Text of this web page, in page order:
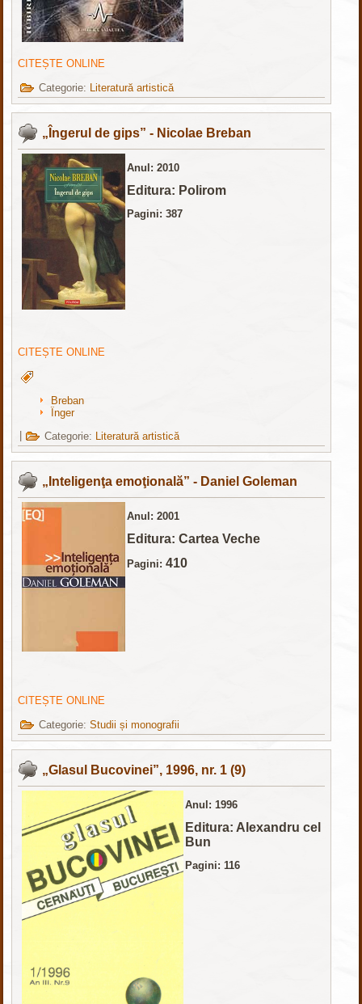
CITEȘTE ONLINE
Categorie:
Literatură artistică
„Îngerul de gips” - Nicolae Breban
Anul: 2010
Editura: Polirom
Pagini: 387
CITEȘTE ONLINE
Breban
Înger
Categorie: Literatură artistică
„Inteligenţa emoţională” - Daniel Goleman
Anul: 2001
Editura: Cartea Veche
Pagini: 410
CITEȘTE ONLINE
Categorie:Studii și monografii
„Glasul Bucovinei”, 1996, nr. 1 (9)
Anul: 1996
Editura: Alexandru cel
Bun
Pagini: 116